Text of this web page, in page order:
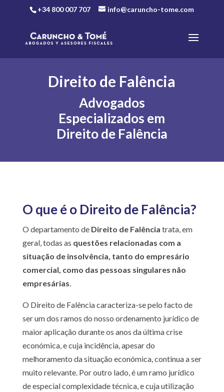
+34 800 007 707 info@caruncho-tome.com
Direito de Falência
Advogados
Especializados em
Direito de Falência
O que é o Direito de Falência?
O departamento de Direito de Falência trata, em
geral, todas as questões relacionadas com a
situação de insolvência, tanto do empresário
comercial, como das pessoas singulares não
empresárias.
O Direito de Falência caracteriza-se pelo facto de
ser um dos ramos do nosso ordenamento jurídico de
maior aplicação durante os anos da última crise
económica, e cuja incidência, apesar do
melhoramento da situação económica, continua a ser
muito relevante. Por outro lado, é um ramo jurídico
de especial complexidade técnica, e cuja utilização